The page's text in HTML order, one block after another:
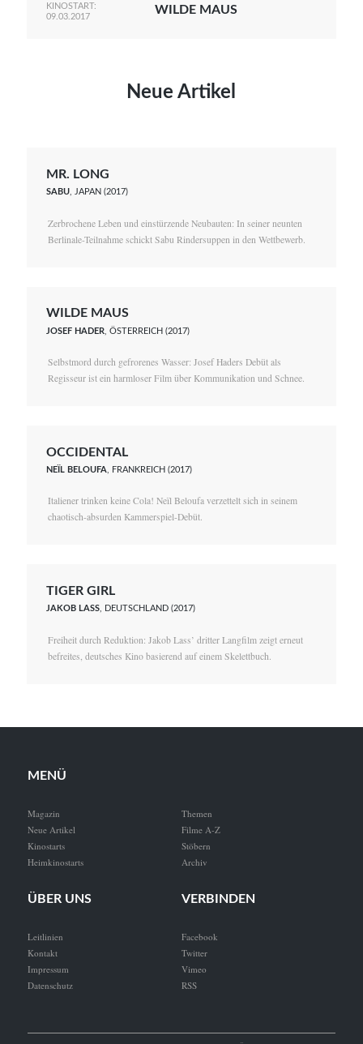
KINOSTART:
09.03.2017
WILDE MAUS
Neue Artikel
MR. LONG
SABU, JAPAN (2017)
Zerbrochene Leben und einstürzende Neubauten: In seiner neunten
Berlinale-Teilnahme schickt Sabu Rindersuppen in den Wettbewerb.
WILDE MAUS
JOSEF HADER , ÖSTERREICH (2017)
Selbstmord durch gefrorenes Wasser: Josef Haders Debüt als
Regisseur ist ein harmloser Film über Kommunikation und Schnee.
OCCIDENTAL
NEÏL BELOUFA , FRANKREICH (2017)
Italiener trinken keine Cola! Neïl Beloufa verzettelt sich in seinem
chaotisch-absurden Kammerspiel-Debüt.
TIGER GIRL
JAKOB LASS, DEUTSCHLAND (2017)
Freiheit durch Reduktion: Jakob Lass’ dritter Langfilm zeigt erneut
befreites, deutsches Kino basierend auf einem Skelettbuch.
MENÜ
Magazin
Neue Artikel
Kinostarts
Heimkinostarts
Themen
Filme A-Z
Stöbern
Archiv
ÜBER UNS
Leitlinien
Kontakt
Impressum
Datenschutz
VERBINDEN
Facebook
Twitter
Vimeo
RSS